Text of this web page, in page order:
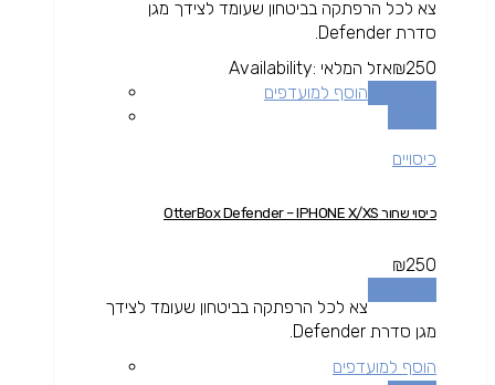
צא לכל הרפתקה בביטחון שעומד לצידך מגן
סדרת Defender.
₪250
Availability: אזל המלאי
הוסף למועדפים
כיסויים
כיסוי שחור OtterBox Defender – IPHONE X/XS
₪250
צא לכל הרפתקה בביטחון שעומד לצידך
מגן סדרת Defender.
הוסף למועדפים